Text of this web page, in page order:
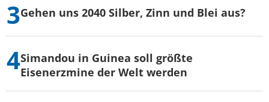
Gehen uns 2040 Silber, Zinn und Blei aus?
Simandou in Guinea soll größte
Eisenerzmine der Welt werden